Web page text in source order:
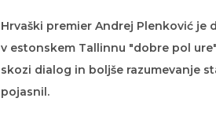
Hrvaški premier Andrej Plenković
v estonskem Tallinnu "dobre pol
skozi dialog in boljše razumevanje
pojasnil.